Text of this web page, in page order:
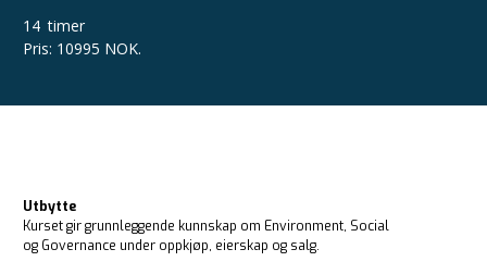
14 timer
Pris: 10995 NOK.
Utbytte
Kurset gir grunnleggende kunnskap om Environment, Social
og Governance under oppkjøp, eierskap og salg.